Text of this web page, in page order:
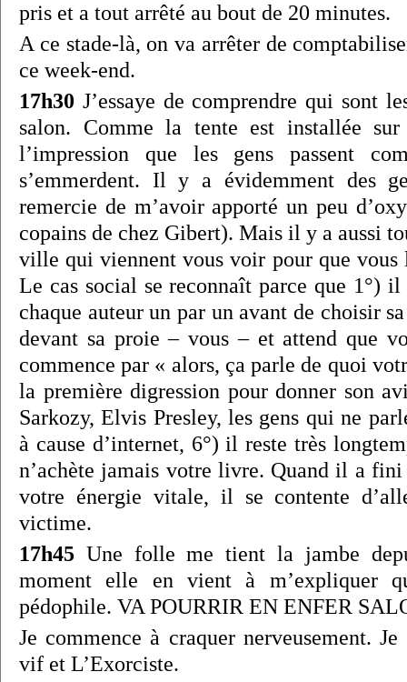
pris et a tout arrêté au bout de 20 minutes.
A ce stade-là, on va arrêter de
ce week-end.
17h30 J’essaye de comprendre qui sont
salon. Comme la tente est installée
l’impression que les gens passent
s’emmerdent. Il y a évidemment des
remercie de m’avoir apporté un peu
copains de chez Gibert). Mais il y a aussi
ville qui viennent vous voir pour que vous
Le cas social se reconnaît parce que 1°)
chaque auteur un par un avant de choisir
devant sa proie – vous – et attend que
commence par « alors, ça parle de quoi
la première digression pour donner son
Sarkozy, Elvis Presley, les gens qui ne
à cause d’internet, 6°) il reste très
n’achète jamais votre livre. Quand il a
votre énergie vitale, il se contente
victime.
17h45 Une folle me tient la jambe
moment elle en vient à m’expliquer
pédophile. VA POURRIR EN ENFER
Je commence à craquer nerveusement.
vif et L’Exorciste.